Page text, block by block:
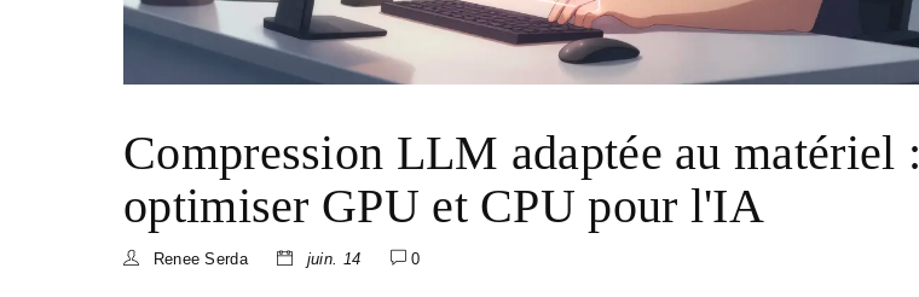
Compression LLM adaptée au matériel :
optimiser GPU et CPU pour l'IA
Renee Serda juin. 14 0